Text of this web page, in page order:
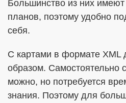
Большинство из них
планов, поэтому удобно
себя.
С картами в формате XML
образом. Самостоятельно
можно, но потребуется
знания. Поэтому для